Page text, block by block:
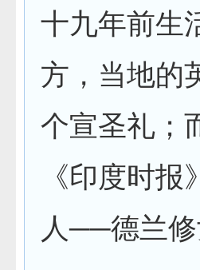
十九年前生
方，当地的
个宣圣礼；
《印度时
人──德兰